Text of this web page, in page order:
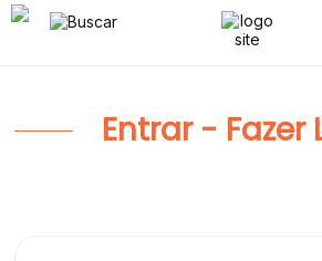
Entrar - Fazer